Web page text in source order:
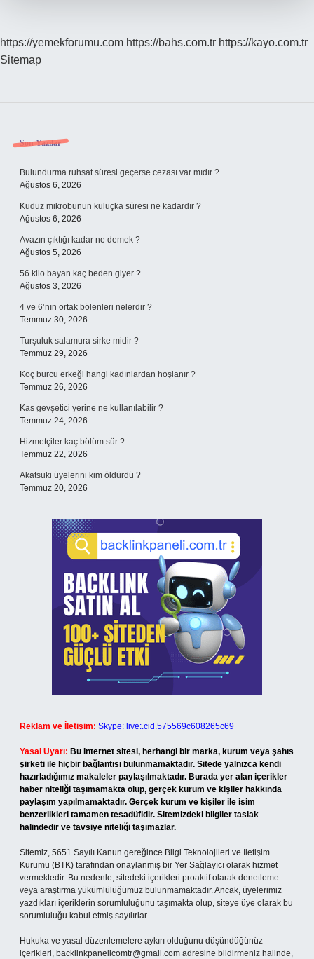
https://yemekforumu.com https://bahs.com.tr https://kayo.com.tr
Sitemap
Sidebar
Son Yazılar
Bulundurma ruhsat süresi geçerse cezası var mıdır ?
Ağustos 6, 2026
Kuduz mikrobunun kuluçka süresi ne kadardır ?
Ağustos 6, 2026
Avazın çıktığı kadar ne demek ?
Ağustos 5, 2026
56 kilo bayan kaç beden giyer ?
Ağustos 3, 2026
4 ve 6’nın ortak bölenleri nelerdir ?
Temmuz 30, 2026
Turşuluk salamura sirke midir ?
Temmuz 29, 2026
Koç burcu erkeği hangi kadınlardan hoşlanır ?
Temmuz 26, 2026
Kas gevşetici yerine ne kullanılabilir ?
Temmuz 24, 2026
Hizmetçiler kaç bölüm sür ?
Temmuz 22, 2026
Akatsuki üyelerini kim öldürdü ?
Temmuz 20, 2026
Reklam ve İletişim: Skype: live:.cid.575569c608265c69
Yasal Uyarı: Bu internet sitesi, herhangi bir marka, kurum veya şahıs
şirketi ile hiçbir bağlantısı bulunmamaktadır. Sitede yalnızca kendi
hazırladığımız makaleler paylaşılmaktadır. Burada yer alan içerikler
haber niteliği taşımamakta olup, gerçek kurum ve kişiler hakkında
paylaşım yapılmamaktadır. Gerçek kurum ve kişiler ile isim
benzerlikleri tamamen tesadüfidir. Sitemizdeki bilgiler taslak
halindedir ve tavsiye niteliği taşımazlar.
Sitemiz, 5651 Sayılı Kanun gereğince Bilgi Teknolojileri ve İletişim
Kurumu (BTK) tarafından onaylanmış bir Yer Sağlayıcı olarak hizmet
vermektedir. Bu nedenle, sitedeki içerikleri proaktif olarak denetleme
veya araştırma yükümlülüğümüz bulunmamaktadır. Ancak, üyelerimiz
yazdıkları içeriklerin sorumluluğunu taşımakta olup, siteye üye olarak bu
sorumluluğu kabul etmiş sayılırlar.
Hukuka ve yasal düzenlemelere aykırı olduğunu düşündüğünüz
içerikleri, backlinkpanelicomtr@gmail.com adresine bildirmeniz halinde,